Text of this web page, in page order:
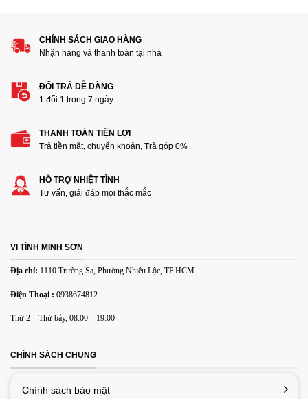
Thêm ảnh đánh giá
Các định dạng ảnh được chấp nhận: jpg,png.
Email*
cho lần bình luận kế tiếp của tôi.
CHÍNH SÁCH GIAO HÀNG
Nhận hàng và thanh toán tại nhà
ĐỔI TRẢ DỄ DÀNG
1 đổi 1 trong 7 ngày
THANH TOÁN TIỆN LỢI
Trả tiền mặt, chuyển khoản, Trà góp 0%
HỖ TRỢ NHIỆT TÌNH
Tư vấn, giải đáp mọi thắc mắc
VI TÍNH MINH SƠN
Địa chỉ: 1110 Trường Sa, Phường Nhiêu Lộc, TP.HCM
Điện Thoại : 0938674812
Thứ 2 – Thứ bảy, 08:00 – 19:00
CHÍNH SÁCH CHUNG
Chính sách bảo mật